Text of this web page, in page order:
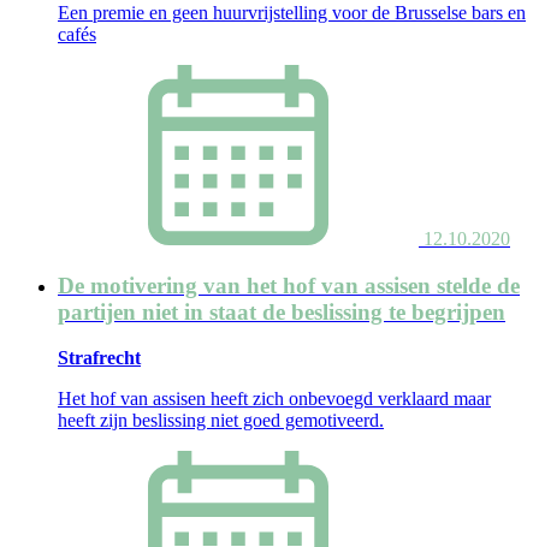
Een premie en geen huurvrijstelling voor de Brusselse bars en
cafés
12.10.2020
De motivering van het hof van assisen stelde de
partijen niet in staat de beslissing te begrijpen
Strafrecht
Het hof van assisen heeft zich onbevoegd verklaard maar
heeft zijn beslissing niet goed gemotiveerd.